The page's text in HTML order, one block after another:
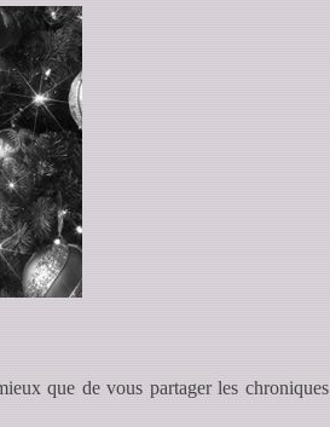
que de vous partager les chroniques